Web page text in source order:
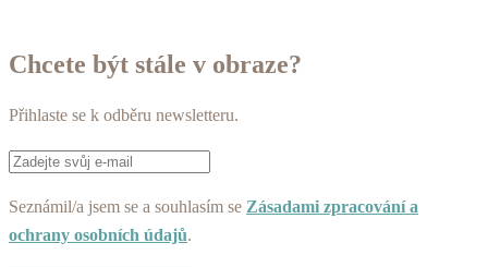
Chcete být stále v obraze?
Přihlaste se k odběru newsletteru.
Seznámil/a jsem se a souhlasím se Zásadami zpracování a
ochrany osobních údajů.